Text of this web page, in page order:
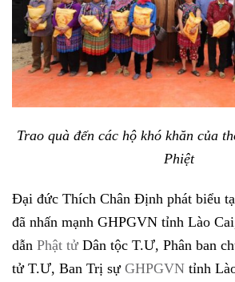
Trao quà đến các hộ khó khăn của
Phiệt
Đại đức Thích Chân Định phát biểu
đã nhấn mạnh GHPGVN tỉnh Lào
dẫn Phật tửDân tộc T.Ư, Phân ban
tử T.Ư, Ban Trị sự GHPGVN tỉnh